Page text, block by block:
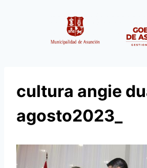
cultura angie
agosto2023_